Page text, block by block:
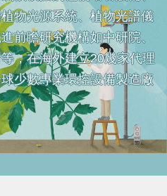
物光源系統、植物光譜儀
前瞻研究機構如中研院、
，在海外建立20幾家代理
少數專業環控設備製造廠